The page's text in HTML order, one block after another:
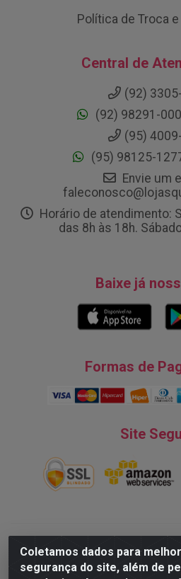
Coletamos dados para
segurança do site, além de
Política de Troca
Central de
(92)
(92) 98291-
(95)
(95) 98125-
Envie um
Horário de atendimento:
das 8h às 18h.
Baixe já
Formas de
Site
Natureza Comércio de
Turismo, 28, Tarumã -
Todos dos direitos